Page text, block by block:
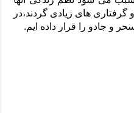
های زیادی گردند،در
و جادو را قرار داده ایم.